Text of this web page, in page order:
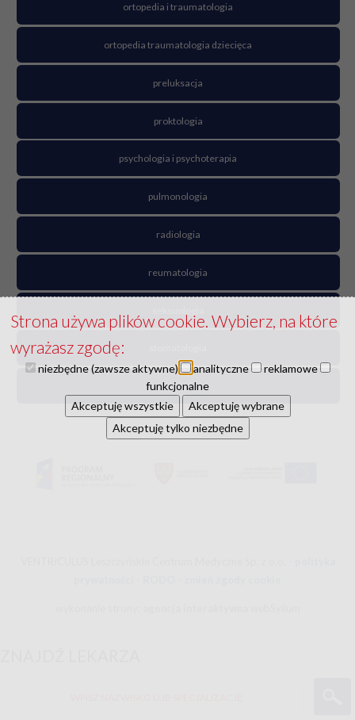
ortopedia i traumatologia
ortopedia traumatologia dziecięca
preluksacja
proktologia
psychologia i psychoterapia
pulmonologia
radiologia
reumatologia
urologia
Strona używa plików cookie. Wybierz, na które
wyrażasz zgodę:
niezbędne (zawsze aktywne) analityczne
reklamowe
funkcjonalne
Akceptuję wszystkie
Akceptuję wybrane
Akceptuję tylko niezbędne